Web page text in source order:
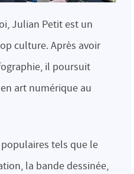
Julian Petit est un
culture. Après avoir
il poursuit
art numérique au
tels que le
la bande dessinée,